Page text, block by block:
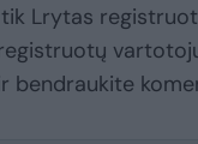
Lrytas
bendraukite